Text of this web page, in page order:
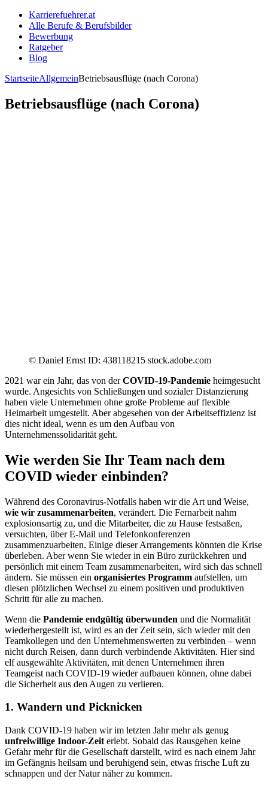
Karrierefuehrer.at
Alle Berufe & Berufsbilder
Bewerbung
Ratgeber
Blog
StartseiteAllgemeinBetriebsausflüge (nach Corona)
Betriebsausflüge (nach Corona)
© Daniel Ernst ID: 438118215 stock.adobe.com
2021 war ein Jahr, das von derCOVID-19-Pandemie heimgesucht
wurde. Angesichts von Schließungen und sozialer Distanzierung
haben viele Unternehmen ohne große Probleme auf flexible
Heimarbeit umgestellt. Aber abgesehen von der Arbeitseffizienz ist
dies nicht ideal, wenn es um den Aufbau von
Unternehmenssolidarität geht.
Wie werden Sie Ihr Team nach dem
COVID wieder einbinden?
Während des Coronavirus-Notfalls haben wir die Art und Weise,
wie wir zusammenarbeiten, verändert. Die Fernarbeit nahm
explosionsartig zu, und die Mitarbeiter, die zu Hause festsaßen,
versuchten, über E-Mail und Telefonkonferenzen
zusammenzuarbeiten. Einige dieser Arrangements könnten die Krise
überleben. Aber wenn Sie wieder in ein Büro zurückkehren und
persönlich mit einem Team zusammenarbeiten, wird sich das schnell
ändern. Sie müssen ein organisiertes Programm aufstellen, um
diesen plötzlichen Wechsel zu einem positiven und produktiven
Schritt für alle zu machen.
Wenn die Pandemie endgültig überwunden und die Normalität
wiederhergestellt ist, wird es an der Zeit sein, sich wieder mit den
Teamkollegen und den Unternehmenswerten zu verbinden – wenn
nicht durch Reisen, dann durch verbindende Aktivitäten. Hier sind
elf ausgewählte Aktivitäten, mit denen Unternehmen ihren
Teamgeist nach COVID-19 wieder aufbauen können, ohne dabei
die Sicherheit aus den Augen zu verlieren.
1. Wandern und Picknicken
Dank COVID-19 haben wir im letzten Jahr mehr als genug
unfreiwillige Indoor-Zeit erlebt. Sobald das Rausgehen keine
Gefahr mehr für die Gesellschaft darstellt, wird es nach einem Jahr
im Gefängnis heilsam und beruhigend sein, etwas frische Luft zu
schnappen und der Natur näher zu kommen.